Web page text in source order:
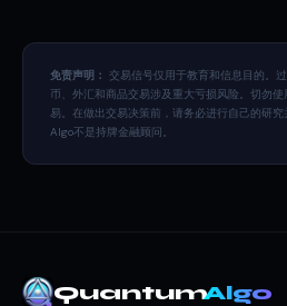
免责声明： 交易信号仅用于教育和信息目的。
币、外汇和商品交易涉及重大亏损风险。切勿
易。在做出交易决策前，请务必进行自己的研
Algo不是持牌金融顾问。
QuantumAlgo